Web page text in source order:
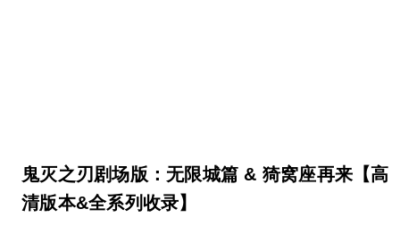
鬼灭之刃剧场版：无限城篇 & 猗窝座再来【高
清版本&全系列收录】